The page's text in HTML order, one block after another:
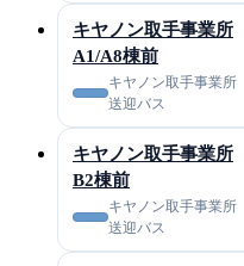
キヤノン取手事業所
A1/A8棟前
キヤノン取手事業所
送迎バス
キヤノン取手事業所
B2棟前
キヤノン取手事業所
送迎バス